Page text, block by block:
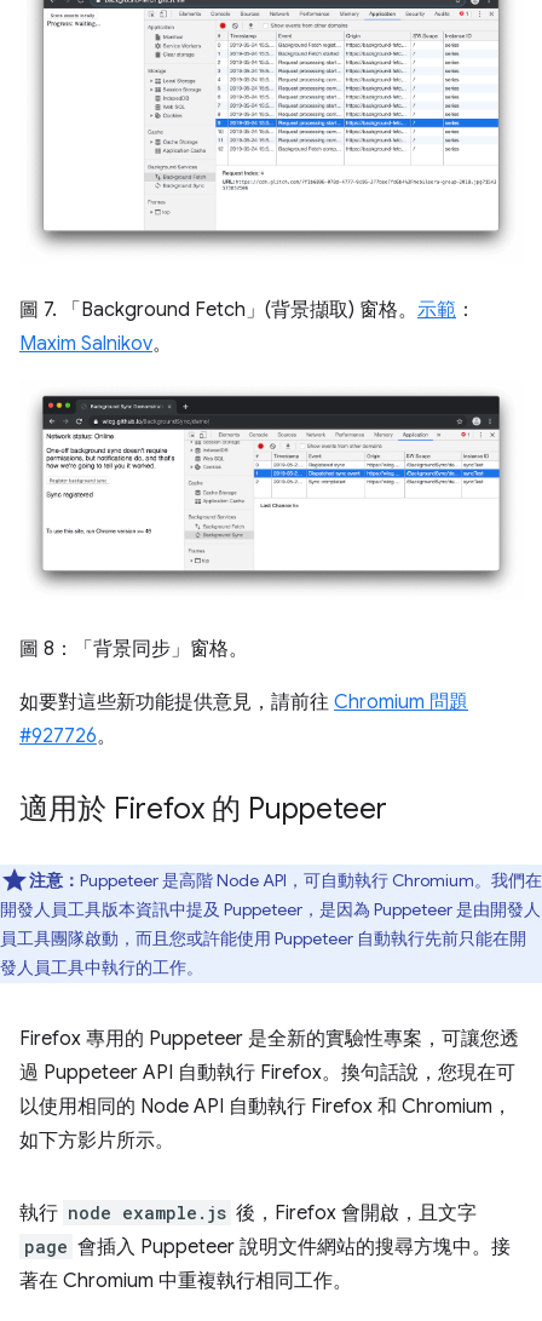
圖 7. 「Background Fetch」(背景擷取) 窗格。 示範 ：
Maxim Salnikov。
圖 8：「背景同步」窗格。
如要對這些新功能提供意見，請前往 Chromium 問題
#927726。
適用於 Firefox 的 Puppeteer
注意： Puppeteer 是高階 Node API，可自動執行 Chromium。我們在
開發人員工具版本資訊中提及 Puppeteer，是因為 Puppeteer 是由開發人
員工具團隊啟動，而且您或許能使用 Puppeteer 自動執行先前只能在開
發人員工具中執行的工作。
Firefox 專用的 Puppeteer 是全新的實驗性專案，可讓您透
過 Puppeteer API 自動執行 Firefox。換句話說，您現在可
以使用相同的 Node API 自動執行 Firefox 和 Chromium，
如下方影片所示。
執行 node example.js 後，Firefox 會開啟，且文字
page 會插入 Puppeteer 說明文件網站的搜尋方塊中。接
著在 Chromium 中重複執行相同工作。